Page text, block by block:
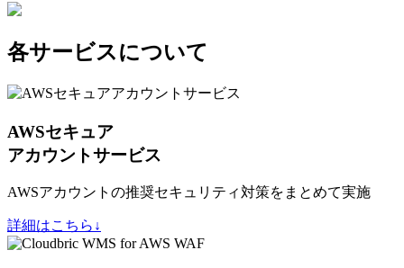
各サービスについて
AWSセキュア
アカウントサービス
AWSアカウントの推奨セキュリティ対策をまとめて実施
詳細はこちら↓